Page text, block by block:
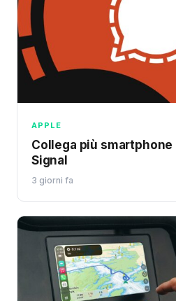
APPLE
Collega più smartphone
Signal
3 giorni fa